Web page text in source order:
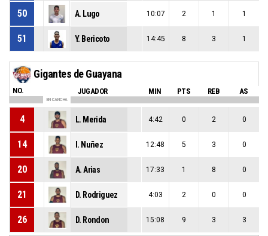
50 A. Lugo 10:07 2 1 1
51 Y. Bericoto 14:45 8 3 1
Gigantes de Guayana
NO. JUGADOR MIN PTS REB AS
EN CANCHA
4 L. Merida 4:42 0 2 0
14 I. Nuñez 12:48 5 3 0
20 A. Arias 17:33 1 8 0
21 D. Rodriguez 4:03 2 0 0
26 D. Rondon 15:08 9 3 3